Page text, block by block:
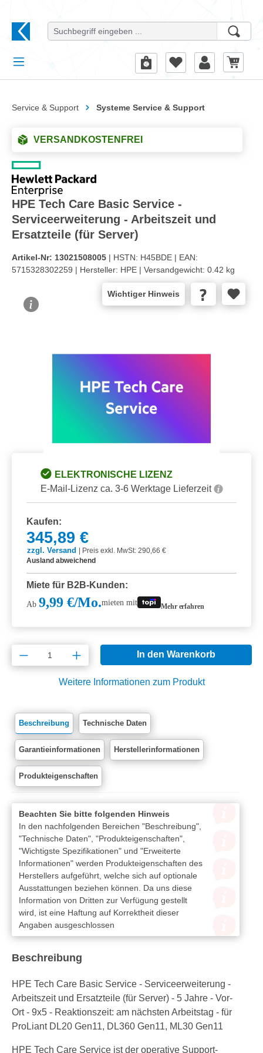
Service & Support Systeme Service & Support
VERSANDKOSTENFREI
HPE Tech Care Basic Service -
Serviceerweiterung - Arbeitszeit und
Ersatzteile (für Server)
Artikel-Nr: 13021508005 | HSTN: H45BDE | EAN:
5715328302259 | Hersteller: HPE | Versandgewicht: 0.42 kg
Wichtiger Hinweis
ELEKTRONISCHE LIZENZ
E-Mail-Lizenz ca. 3-6 Werktage Lieferzeit
Kaufen:
345,89 €
zzgl. Versand | Preis exkl. MwSt: 290,66 €
Ausland abweichend
Miete für B2B-Kunden:
Ab 9,99 €/Mo.mieten mit Mehr erfahren
Produkt Anzahl: Gib den gewünschten
In den Warenkorb
Weitere Informationen zum Produkt
Beschreibung Technische Daten
Garantieinformationen Herstellerinformationen
Produkteigenschaften
Beachten Sie bitte folgenden Hinweis
In den nachfolgenden Bereichen "Beschreibung",
"Technische Daten", "Produkteigenschaften",
"Wichtigste Spezifikationen" und "Erweiterte
Informationen" werden Produkteigenschaften des
Herstellers aufgeführt, welche sich auf optionale
Ausstattungen beziehen können. Da uns diese
Information von Dritten zur Verfügung gestellt
wird, ist eine Haftung auf Korrektheit dieser
Angaben ausgeschlossen
Beschreibung
HPE Tech Care Basic Service - Serviceerweiterung -
Arbeitszeit und Ersatzteile (für Server) - 5 Jahre - Vor-
Ort - 9x5 - Reaktionszeit: am nächsten Arbeitstag - für
ProLiant DL20 Gen11, DL360 Gen11, ML30 Gen11
HPE Tech Care Service ist der operative Support-